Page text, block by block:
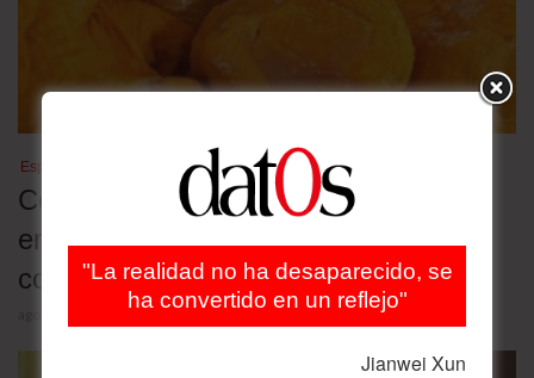
Especulación de precios
Comercializadores de pollo en
emergencia por alza de precio piden
control del gobierno
"La realidad no ha desaparecido, se
ha convertido en un reflejo"
Jianwei Xun